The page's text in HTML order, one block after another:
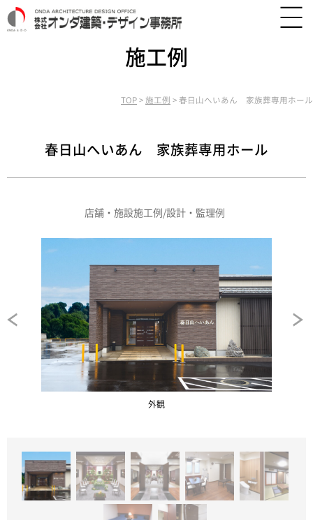
施工例
TOP > 施工例 > 春日山へいあん 家族葬専用ホール
春日山へいあん 家族葬専用ホール
店舗・施設施工例/設計・監理例
外観